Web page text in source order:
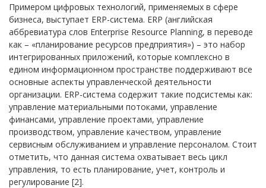
Примером цифровых технологий, применяемых в сфере
бизнеса, выступает ERP-система. ERP (английская
аббревиатура слов Enterprise Resource Planning, в переводе
как – «планирование ресурсов предприятия») – это набор
интегрированных приложений, которые комплексно в
едином информационном пространстве поддерживают все
основные аспекты управленческой деятельности
организации. ERP-система содержит такие подсистемы как:
управление материальными потоками, управление
финансами, управление проектами, управление
производством, управление качеством, управление
сервисным обслуживанием и управление персоналом. Стоит
отметить, что данная система охватывает весь цикл
управления, то есть планирование, учет, контроль и
регулирование [2].